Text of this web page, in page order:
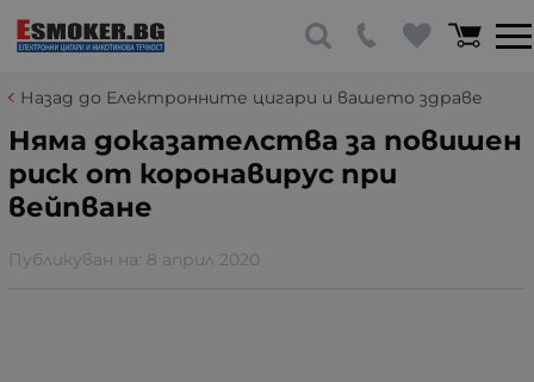
Назад до Електронните цигари и вашето здраве
Няма доказателства за повишен
риск от коронавирус при
вейпване
Публикуван на: 8 април 2020